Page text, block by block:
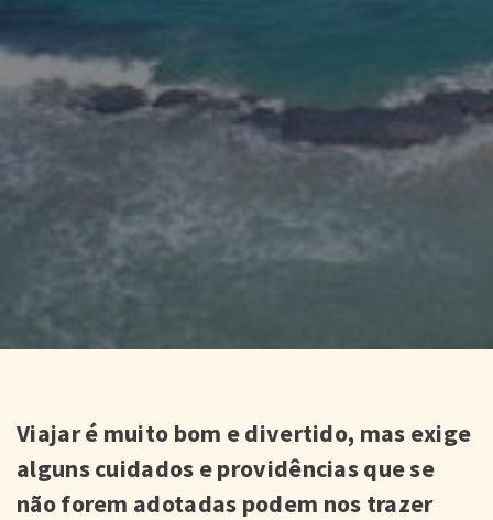
FACEBOOK
GOOGLE PLUS PINTEREST
Viajar é muito bom e divertido, mas exige
alguns cuidados e providências que se
não forem adotadas podem nos trazer